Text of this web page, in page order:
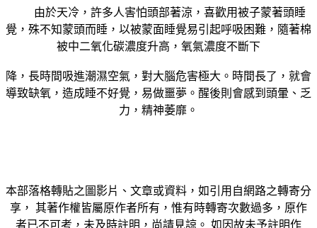
由於天冷，許多人害怕頭部著涼，喜歡用被子蒙著頭睡
覺，殊不知蒙頭而睡，以被蒙面睡覺易引起呼吸困難，隨著棉
被中二氧化碳濃度升高，氧氣濃度不斷下
降，長時間吸進潮濕空氣，對大腦危害極大。時間長了，就會
導致缺氧，造成睡不好覺，易做噩夢。醒後則會感到頭暈、乏
力，精神萎靡。
本部落格轉貼之圖影片、文章或資料，如引用自網路之轉寄分
享， 其著作權皆屬原作者所有，惟有時轉寄次數過多，原作
者已不可考，未及時註明，尚請見諒。 如因故未予註明作